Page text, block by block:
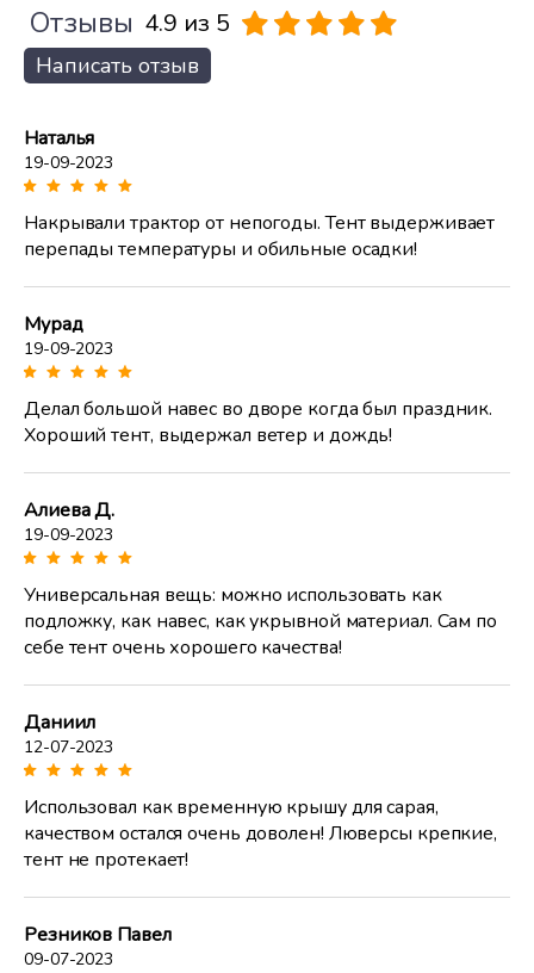
Отзывы 4.9 из 5
Написать отзыв
Наталья
19-09-2023
Накрывали трактор от непогоды. Тент выдерживает
перепады температуры и обильные осадки!
Мурад
19-09-2023
Делал большой навес во дворе когда был праздник.
Хороший тент, выдержал ветер и дождь!
Алиева Д.
19-09-2023
Универсальная вещь: можно использовать как
подложку, как навес, как укрывной материал. Сам по
себе тент очень хорошего качества!
Даниил
12-07-2023
Использовал как временную крышу для сарая,
качеством остался очень доволен! Люверсы крепкие,
тент не протекает!
Резников Павел
09-07-2023